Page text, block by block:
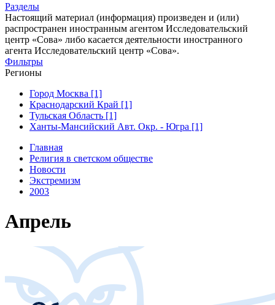
Разделы
Настоящий материал (информация) произведен и (или)
распространен иностранным агентом Исследовательский
центр «Сова» либо касается деятельности иностранного
агента Исследовательский центр «Сова».
Фильтры
Регионы
Город Москва [1]
Краснодарский Край [1]
Тульская Область [1]
Ханты-Мансийский Авт. Окр. - Югра [1]
Главная
Религия в светском обществе
Новости
Экстремизм
2003
Апрель